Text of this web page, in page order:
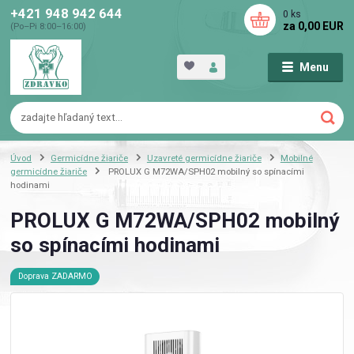
Menu
+421 948 942 644
(Po–Pi 8:00–16:00)
0 ks
za 0,00 EUR
Úvod Germicídne žiariče Uzavreté germicídne žiariče
Mobilné
germicídne žiariče
PROLUX G M72WA/SPH02 mobilný so spínacími
hodinami
PROLUX G M72WA/SPH02 mobilný
so spínacími hodinami
Doprava ZADARMO